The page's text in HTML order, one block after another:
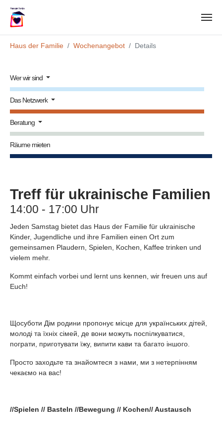
Haus der Familie
Wochenangebot Details
Wer wir sind
Das Netzwerk
Beratung
Räume mieten
Treff für ukrainische Familien
14:00 - 17:00 Uhr
Jeden Samstag bietet das Haus der Familie für ukrainische
Kinder, Jugendliche und ihre Familien einen Ort zum
gemeinsamen Plaudern, Spielen, Kochen, Kaffee trinken und
vielem mehr.
Kommt einfach vorbei und lernt uns kennen, wir freuen uns auf
Euch!
Щосуботи Дім родини пропонує місце для українських дітей,
молоді та їхніх сімей, де вони можуть поспілкуватися,
пограти, приготувати їжу, випити кави та багато іншого.
Просто заходьте та знайомтеся з нами, ми з нетерпінням
чекаємо на вас!
//Spielen // Basteln //Bewegung // Kochen// Austausch